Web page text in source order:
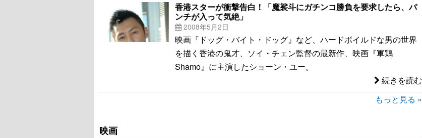
香港スターが衝撃告白！「魔裟斗にガチンコ勝負を要求したら、パ
ンチが入って気絶」
2008年5月2日
映画『ドッグ・バイト・ドッグ』など、ハードボイルドな男の世界
を描く香港の鬼才、ソイ・チェン監督の最新作、映画『軍鶏
Shamo』に主演したショーン・ユー。
続きを読む
もっと見る »
映画